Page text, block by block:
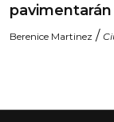
Berenice Martinez /